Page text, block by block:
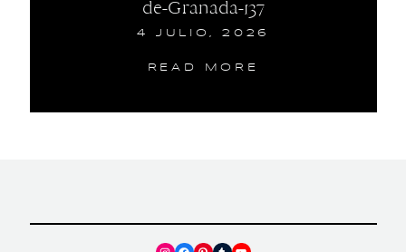
de-Granada-137
4 JULIO, 2026
READ MORE